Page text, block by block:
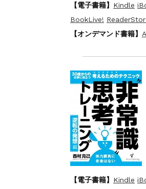
【電子書籍】 Kindle
BookLive!
【オンデマンド書籍】
【電子書籍】 Kindle